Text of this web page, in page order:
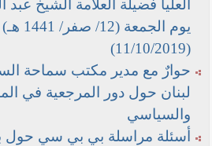
العليا فضيلة العلاّمة الشيخ
يوم
(11/10/2019)
حوارٌ مع مدير مكتب سماحة
لبنان حول دور المرجعية في
والسياسي
أسئلة مراسلة بي بي سي حول